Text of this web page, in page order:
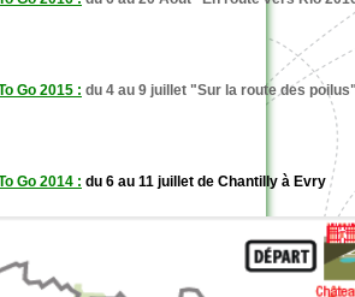
Go 2015 : du 4 au 9 juillet "Sur la route des
Go 2014 : du 6 au 11 juillet de Chantilly à Evry